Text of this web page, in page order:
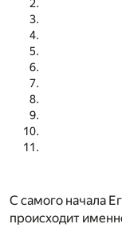
С самого начала
происходит